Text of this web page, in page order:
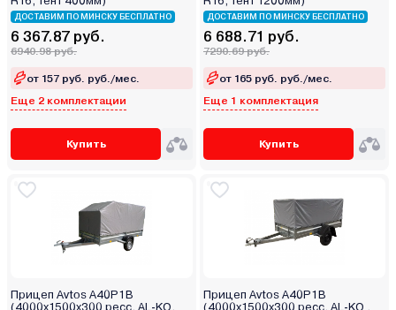
ДОСТАВИМ ПО МИНСКУ БЕСПЛАТНО
6 367.87 руб.
6940.98 руб.
от 157 руб. руб./мес.
Еще 2 комплектации
Купить
ДОСТАВИМ ПО МИНСКУ БЕСПЛАТНО
6 688.71 руб.
7290.69 руб.
от 165 руб. руб./мес.
Еще 1 комплектация
Купить
Прицеп Avtos A40P1B
(4000х1500х300 ресс. AL-KO,
Прицеп Avtos A40P1B
(4000х1500х300 ресс. AL-KO ,